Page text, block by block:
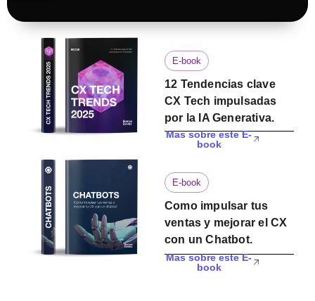
E-book
12 Tendencias clave
CX Tech impulsadas
por la IA Generativa.
Mas sobre este E-
book
E-book
Como impulsar tus
ventas y mejorar el CX
con un Chatbot.
Mas sobre este E-
book